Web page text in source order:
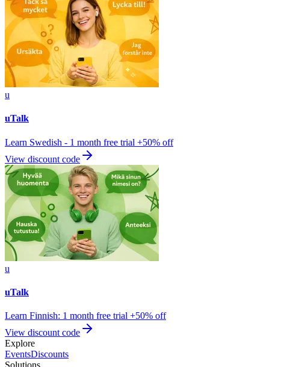
u
uTalk
Learn Swedish - 1 month free trial +50% off
View discount code
u
uTalk
Learn Finnish: 1 month free trial +50% off
View discount code
Explore
EventsDiscounts
Solutions